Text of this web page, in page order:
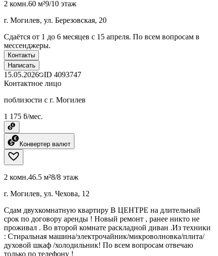
2 комн.60 м²9/10 этаж
г. Могилев, ул. Березовская, 20
Сдаётся от 1 до 6 месяцев с 15 апреля. По всем вопросам в
мессенджеры.
Контакты
Написать
15.05.2026 ID 4093747
Контактное лицо
поблизости с г. Могилев
1 175 ƃ/мес.
Конвертер валют
2 комн.46.5 м²8/8 этаж
г. Могилев, ул. Чехова, 12
Сдам двухкомнатную квартиру В ЦЕНТРЕ на длительный
срок по договору аренды ! Новый ремонт , ранее никто не
проживал . Во второй комнате раскладной диван .Из техники
: Стиральная машина/электрочайник/микроволновка/плита/
духовой шкаф /холодильник! По всем вопросам отвечаю
только по телефону !